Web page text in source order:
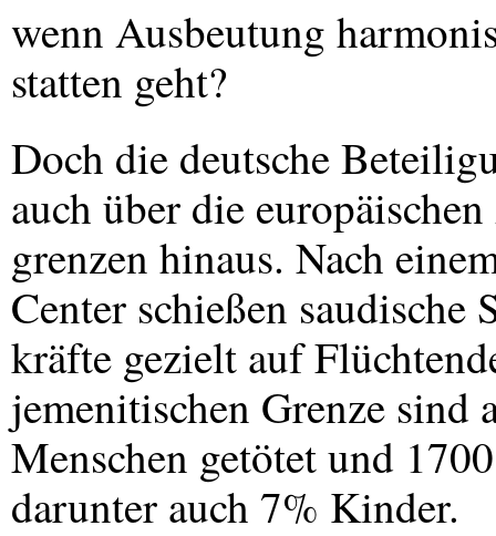
wenn Ausbeutung
statten geht?
Doch die deutsche
auch über die
grenzen hinaus. Nach
Center schießen saudische
kräfte gezielt auf
jemenitischen Grenze
Menschen getötet und
darunter auch 7% Kinder.